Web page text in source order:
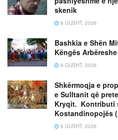
skenik
6 GUSHT, 2026
Bashkia e Shën
Këngës Arbëreshe
6 GUSHT, 2026
Shkërmoqja e
e Sulltanit që
Kryqit. Kontributi
Kostandinopojës
6 GUSHT, 2026